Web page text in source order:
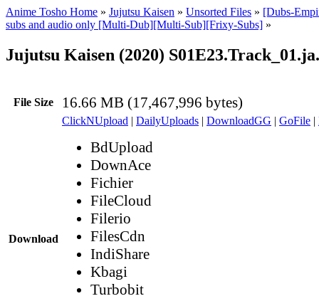
Anime Tosho Home » Jujutsu Kaisen » Unsorted Files » [Dubs-
subs and audio only [Multi-Dub][Multi-Sub][Frixy-Subs] »
Jujutsu Kaisen (2020)
File Size 16.66 MB (17,467,996 bytes)
Download
ClickNUpload | DailyUploads | DownloadGG | GoFile |
BdUpload
DownAce
Fichier
FileCloud
Filerio
FilesCdn
IndiShare
Kbagi
Turbobit